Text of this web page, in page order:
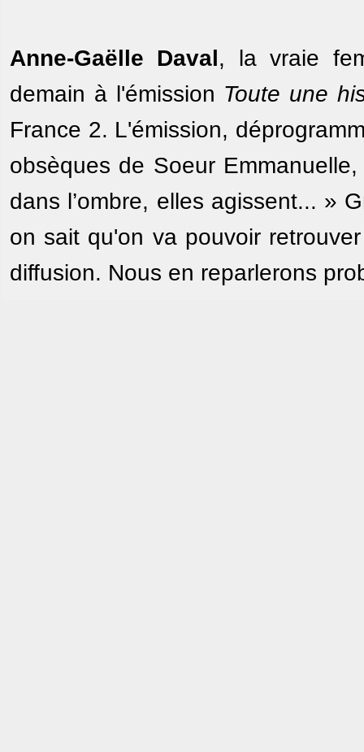
Anne-Gaëlle Daval, la vraie
demain à l'émission Toute une
France 2. L'émission,
obsèques de Soeur
dans l’ombre, elles agissent... »
on sait qu'on va pouvoir
diffusion. Nous en reparlerons